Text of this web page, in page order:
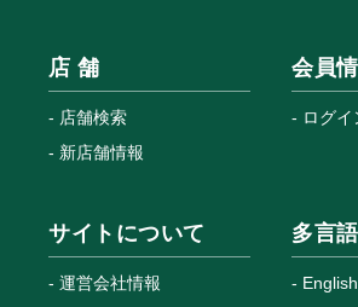
店 舗
店舗検索
新店舗情報
会員
ログイ
サイトについて
運営会社情報
多言
English